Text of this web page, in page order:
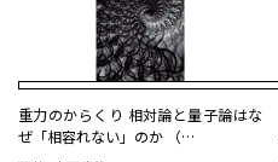
重力のからくり 相対論と量子論はな
ぜ「相容れない」のか （…